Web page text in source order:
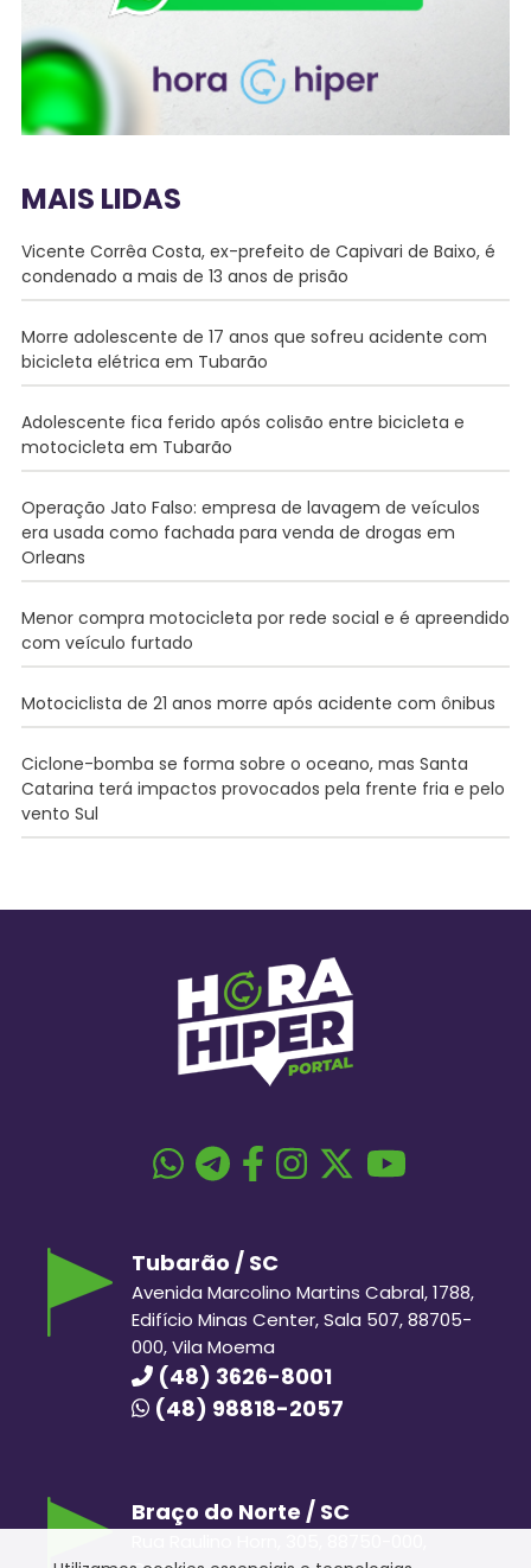
MAIS LIDAS
Vicente Corrêa Costa, ex-prefeito de Capivari de Baixo, é
condenado a mais de 13 anos de prisão
Morre adolescente de 17 anos que sofreu acidente com
bicicleta elétrica em Tubarão
Adolescente fica ferido após colisão entre bicicleta e
motocicleta em Tubarão
Operação Jato Falso: empresa de lavagem de veículos
era usada como fachada para venda de drogas em
Orleans
Menor compra motocicleta por rede social e é apreendido
com veículo furtado
Motociclista de 21 anos morre após acidente com ônibus
Ciclone-bomba se forma sobre o oceano, mas Santa
Catarina terá impactos provocados pela frente fria e pelo
vento Sul
Tubarão / SC
Avenida Marcolino Martins Cabral, 1788,
Edifício Minas Center, Sala 507, 88705-
000, Vila Moema
(48) 3626-8001
(48) 98818-2057
Braço do Norte / SC